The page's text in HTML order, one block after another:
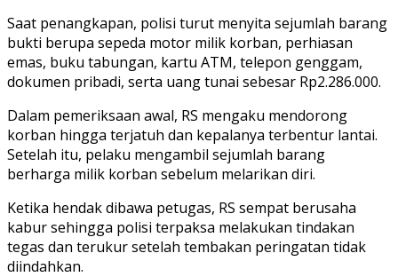
Saat penangkapan, polisi turut menyita sejumlah barang
bukti berupa sepeda motor milik korban, perhiasan
emas, buku tabungan, kartu ATM, telepon genggam,
dokumen pribadi, serta uang tunai sebesar Rp2.286.000.
Dalam pemeriksaan awal, RS mengaku mendorong
korban hingga terjatuh dan kepalanya terbentur lantai.
Setelah itu, pelaku mengambil sejumlah barang
berharga milik korban sebelum melarikan diri.
Ketika hendak dibawa petugas, RS sempat berusaha
kabur sehingga polisi terpaksa melakukan tindakan
tegas dan terukur setelah tembakan peringatan tidak
diindahkan.